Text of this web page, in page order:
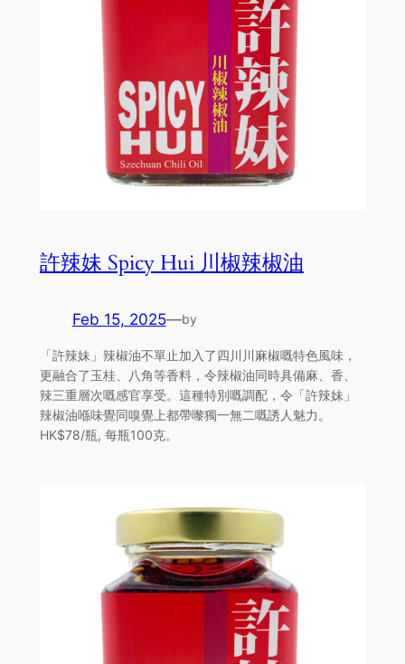
許辣妹 Spicy Hui 川椒辣椒油
Feb 15, 2025—by
「許辣妹」辣椒油不單止加入了四川川麻椒嘅特色風味，
更融合了玉桂、八角等香料，令辣椒油同時具備麻、香、
辣三重層次嘅感官享受。這種特別嘅調配，令「許辣妹」
辣椒油喺味覺同嗅覺上都帶嚟獨一無二嘅誘人魅力。
HK$78/瓶, 每瓶100克。